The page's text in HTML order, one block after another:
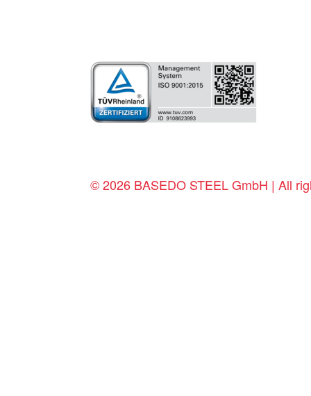
© 2026 BASEDO STEEL GmbH | All